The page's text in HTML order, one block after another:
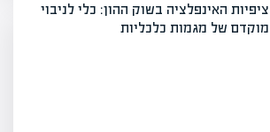
ציפיות האינפלציה בשוק ההון: כלי לניבוי
מוקדם של מגמות כלכליות